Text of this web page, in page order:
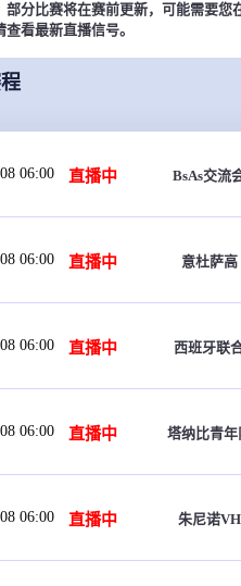
部分比赛将在赛前更新，可能需要
看最新直播信号。
06:00 直播中 BsAs交流
06:00 直播中 意杜萨高
06:00 直播中 西班牙联
06:00 直播中 塔纳比青年
06:00 直播中 朱尼诺VH